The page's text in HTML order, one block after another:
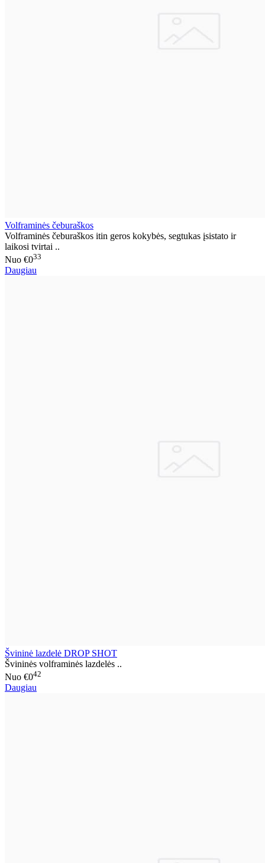
Volframinės čeburaškos
Volframinės čeburaškos itin geros kokybės, segtukas įsistato ir
laikosi tvirtai ..
Nuo €033
Daugiau
Švininė lazdelė DROP SHOT
Švininės volframinės lazdelės ..
Nuo €042
Daugiau